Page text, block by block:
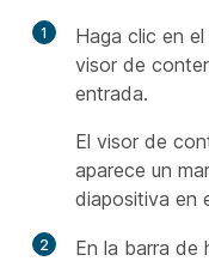
1
Haga clic en
visor de
entrada.
El visor de
aparece un
diapositiva en
2
En la barra de